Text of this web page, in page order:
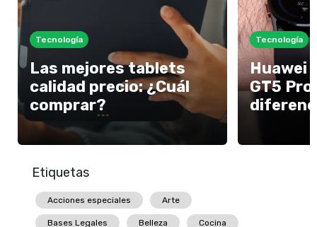
Tecnología
Las mejores tablets
calidad precio: ¿Cuál
comprar?
Tecnología
Huawei
GT5
Etiquetas
Acciones especiales Arte
Bases Legales Belleza Cocina